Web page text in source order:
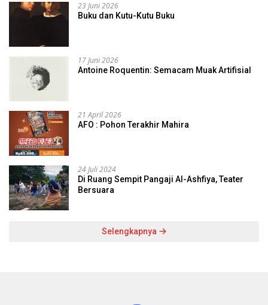
23 Juni 2026
Buku dan Kutu-Kutu Buku
17 Juni 2026
Antoine Roquentin: Semacam Muak Artifisial
21 April 2026
AFO : Pohon Terakhir Mahira
24 Juli 2024
Di Ruang Sempit Pangaji Al-Ashfiya, Teater
Bersuara
Selengkapnya